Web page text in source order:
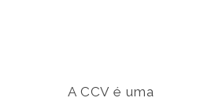
A CCV é uma